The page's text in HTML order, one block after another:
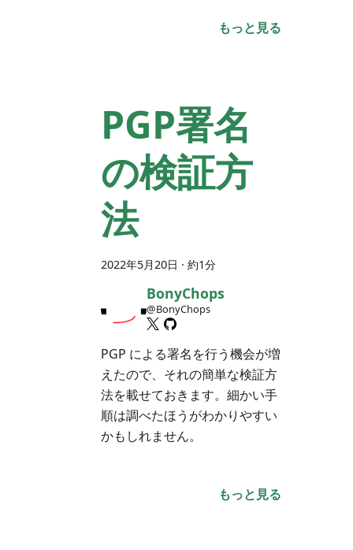
もっと見る
PGP署名
の検証方
法
2022年5月20日 · 約1分
BonyChops
@BonyChops
PGP による署名を行う機会が増
えたので、それの簡単な検証方
法を載せておきます。細かい手
順は調べたほうがわかりやすい
かもしれません。
もっと見る